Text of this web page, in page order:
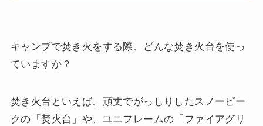
キャンプで焚き火をする際、どんな焚き火台を使っ
ていますか？
焚き火台といえば、頑丈でがっしりしたスノーピー
クの「焚火台」や、ユニフレームの「ファイアグリ